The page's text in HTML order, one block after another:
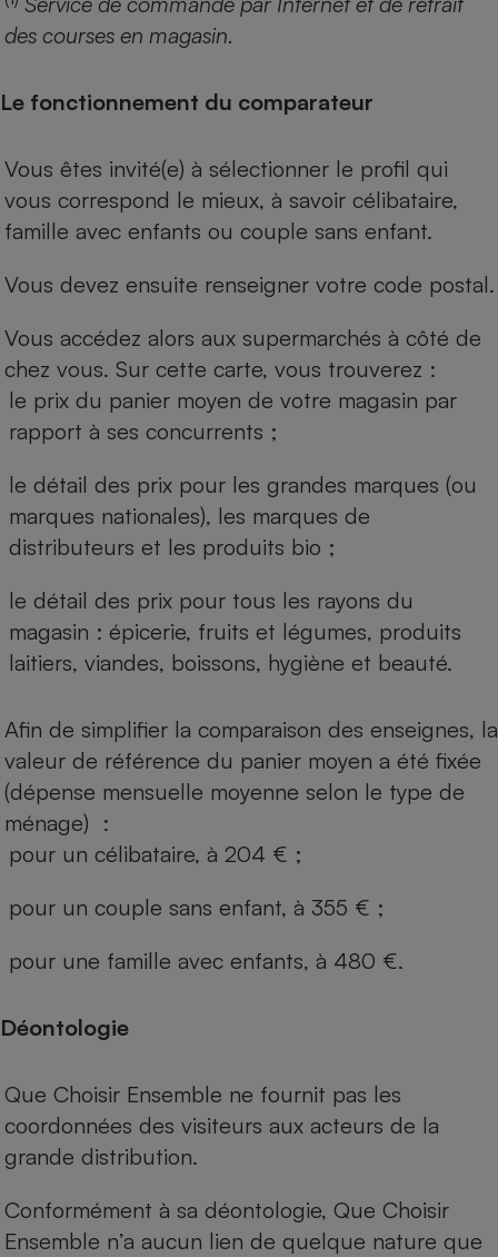
des courses en magasin.
Le fonctionnement du comparateur
Vous êtes invité(e) à sélectionner le profil qui
vous correspond le mieux, à savoir célibataire,
famille avec enfants ou couple sans enfant.
Vous devez ensuite renseigner votre code postal.
Vous accédez alors aux supermarchés à côté de
chez vous. Sur cette carte, vous trouverez :
le prix du panier moyen de votre magasin par
rapport à ses concurrents ;
le détail des prix pour les grandes marques (ou
marques nationales), les marques de
distributeurs et les produits bio ;
le détail des prix pour tous les rayons du
magasin : épicerie, fruits et légumes, produits
laitiers, viandes, boissons, hygiène et beauté.
Afin de simplifier la comparaison des enseignes, la
valeur de référence du panier moyen a été fixée
(dépense mensuelle moyenne selon le type de
ménage) :
pour un célibataire, à 204 € ;
pour un couple sans enfant, à 355 € ;
pour une famille avec enfants, à 480 €.
Déontologie
Que Choisir Ensemble ne fournit pas les
coordonnées des visiteurs aux acteurs de la
grande distribution.
Conformément à sa déontologie, Que Choisir
Ensemble n’a aucun lien de quelque nature que